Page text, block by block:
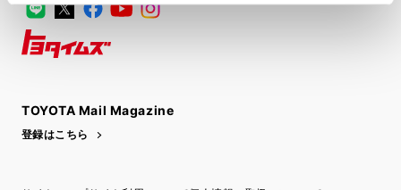
TOYOTA Mail Magazine
登録はこちら